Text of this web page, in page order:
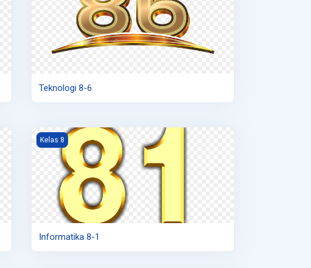
Teknologi 8-6
Informatika 8-1
Kelas 8
Informatika 8-1